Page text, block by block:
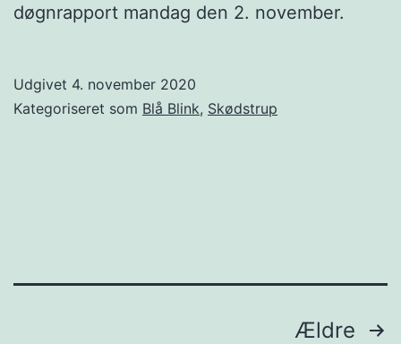
døgnrapport mandag den 2. november.
Udgivet 4. november 2020
Kategoriseret som Blå Blink, Skødstrup
Ældre